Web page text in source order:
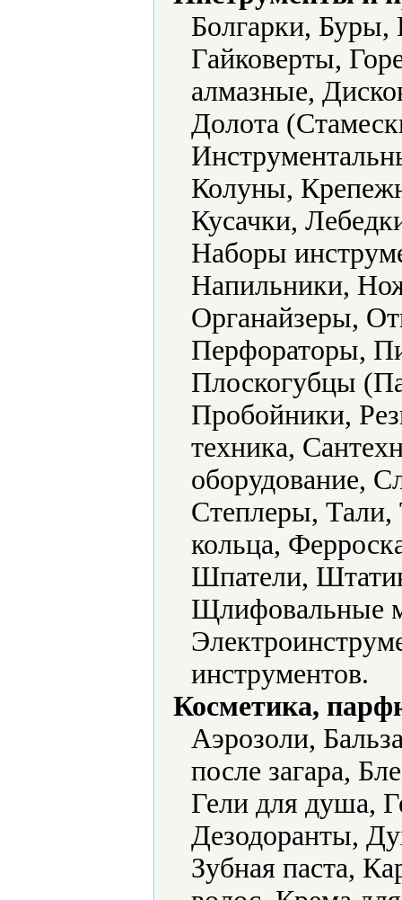
Болгарки,
Гайковерты,
алмазные,
Долота
Колуны,
Кусачки,
Наборы
Напильники,
Органайзеры,
Перфораторы,
Плоскогубцы
Пробойники,
техника,
оборудование,
Степлеры,
кольца,
Шпатели,
Щлифовальные
инструментов.
Косметика,
Аэрозоли,
после загара,
Гели для душа,
Дезодоранты,
Зубная паста,